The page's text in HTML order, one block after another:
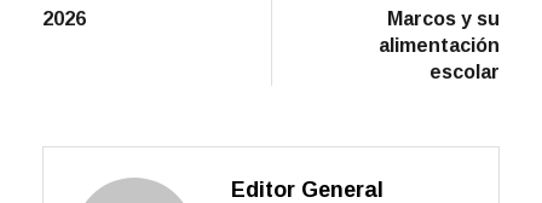
2026
Marcos y su
alimentación
escolar
Editor General